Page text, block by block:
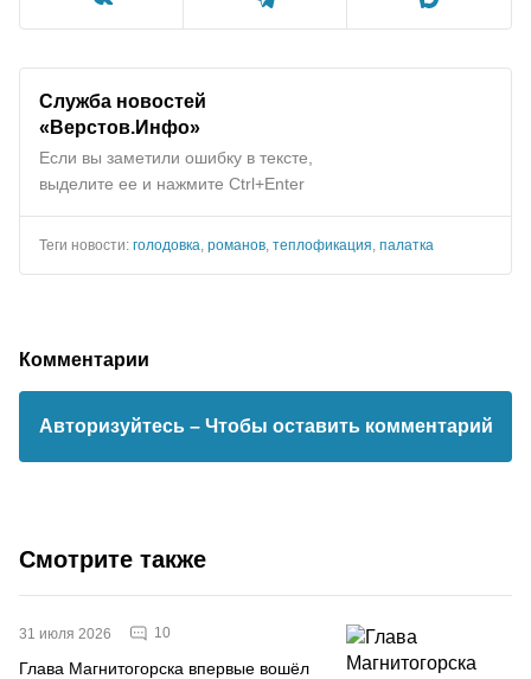
Служба новостей
«Верстов.Инфо»
Если вы заметили ошибку в тексте,
выделите ее и нажмите Ctrl+Enter
Теги новости: голодовка романов теплофикация палатка
Комментарии
Авторизуйтесь – Чтобы оставить комментарий
Смотрите также
31 июля 2026 10
Глава Магнитогорска впервые вошёл